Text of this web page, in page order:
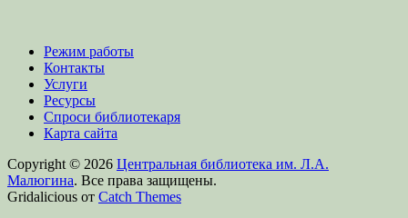
Режим работы
Контакты
Услуги
Ресурсы
Спроси библиотекаря
Карта сайта
Copyright © 2026 Центральная библиотека им. Л.А.
Малюгина. Все права защищены.
Gridalicious от Catch Themes